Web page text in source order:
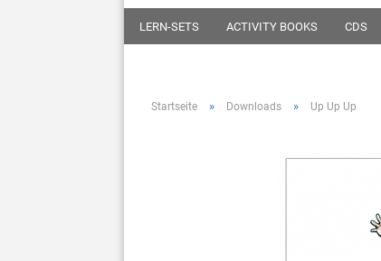
LERN-SETS ACTIVITY BOOKS CDS
Startseite » Downloads » Up Up Up